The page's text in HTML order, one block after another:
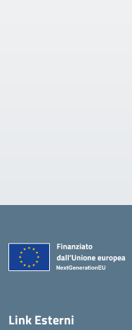
Link Esterni